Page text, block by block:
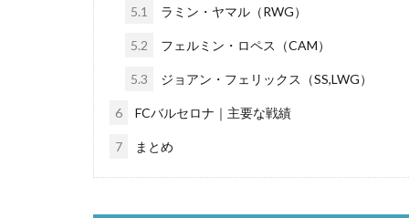
5.1 ラミン・ヤマル（RWG）
5.2 フェルミン・ロペス（CAM）
5.3 ジョアン・フェリックス（SS,LWG）
6 FCバルセロナ｜主要な戦績
7 まとめ